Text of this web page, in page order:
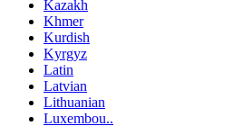
Kazakh
Khmer
Kurdish
Kyrgyz
Latin
Latvian
Lithuanian
Luxembou..